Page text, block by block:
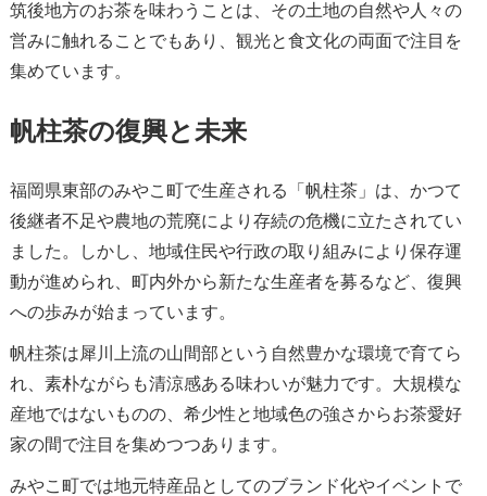
筑後地方のお茶を味わうことは、その土地の自然や人々の
営みに触れることでもあり、観光と食文化の両面で注目を
集めています。
帆柱茶の復興と未来
福岡県東部のみやこ町で生産される「帆柱茶」は、かつて
後継者不足や農地の荒廃により存続の危機に立たされてい
ました。しかし、地域住民や行政の取り組みにより保存運
動が進められ、町内外から新たな生産者を募るなど、復興
への歩みが始まっています。
帆柱茶は犀川上流の山間部という自然豊かな環境で育てら
れ、素朴ながらも清涼感ある味わいが魅力です。大規模な
産地ではないものの、希少性と地域色の強さからお茶愛好
家の間で注目を集めつつあります。
みやこ町では地元特産品としてのブランド化やイベントで